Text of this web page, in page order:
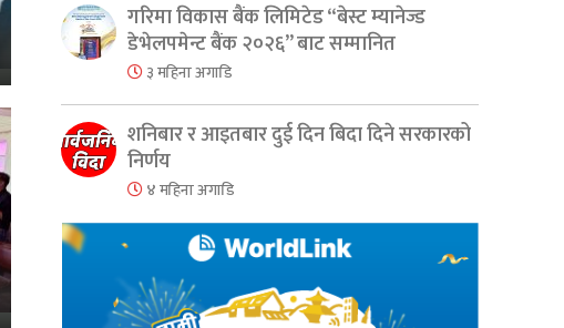
गरिमा विकास बैंक लिमिटेड “बेस्ट म्यानेज्ड
डेभेलपमेन्ट बैंक २०२६” बाट सम्मानित
३ महिना अगाडि
शनिबार र आइतबार दुई दिन बिदा दिने सरकारको
निर्णय
४ महिना अगाडि